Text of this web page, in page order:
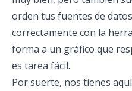
orden tus fuentes de
correctamente con la
forma a un gráfico que
es tarea fácil.
Por suerte, nos tienes